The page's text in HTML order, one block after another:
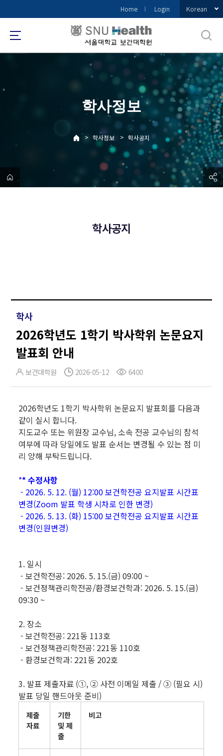
로
메
Home Login Korean
학사정보
> 학사정보 > 학사공지
학사공지
학사
2026학년도 1학기 박사학위 논문요지
발표회 안내
보건대학원 2026-05-12 6400
2026학년도 1학기 박사학위 논문요지 발표회를 다음과
같이 실시 합니다.
지도교수 또는 위원장 교수님, 소속 전공 교수님의 참석
여부에 따라 당일에도 발표 순서는 변경될 수 있는 점 미
리 양해 부탁드립니다.
** 수정사항
- 2026. 5. 12. (월) 12:00 보건학전공 요지발표 시간표
변경(Zoom 발표 학생 시차로 인한 변경)
- 2026. 5. 13. (화) 15:00 보건학전공 요지발표 시간표
변경(인원변경)
1. 일시
- 보건학전공: 2026. 5. 15.(금) 09:00 ~
- 보건정책관리학전공/환경보건학과: 2026. 5. 15.(금)
09:30 ~
2. 장소
- 보건학전공: 221동 113호
- 보건정책관리학전공: 221동 110호
- 환경보건학과: 221동 202호
3. 발표 제출자료 (①, ② 사전 이메일 제출 / ③ (필요 시)
발표 당일 핸드아웃 준비)
제출
자료
기한
및 제
출
비고